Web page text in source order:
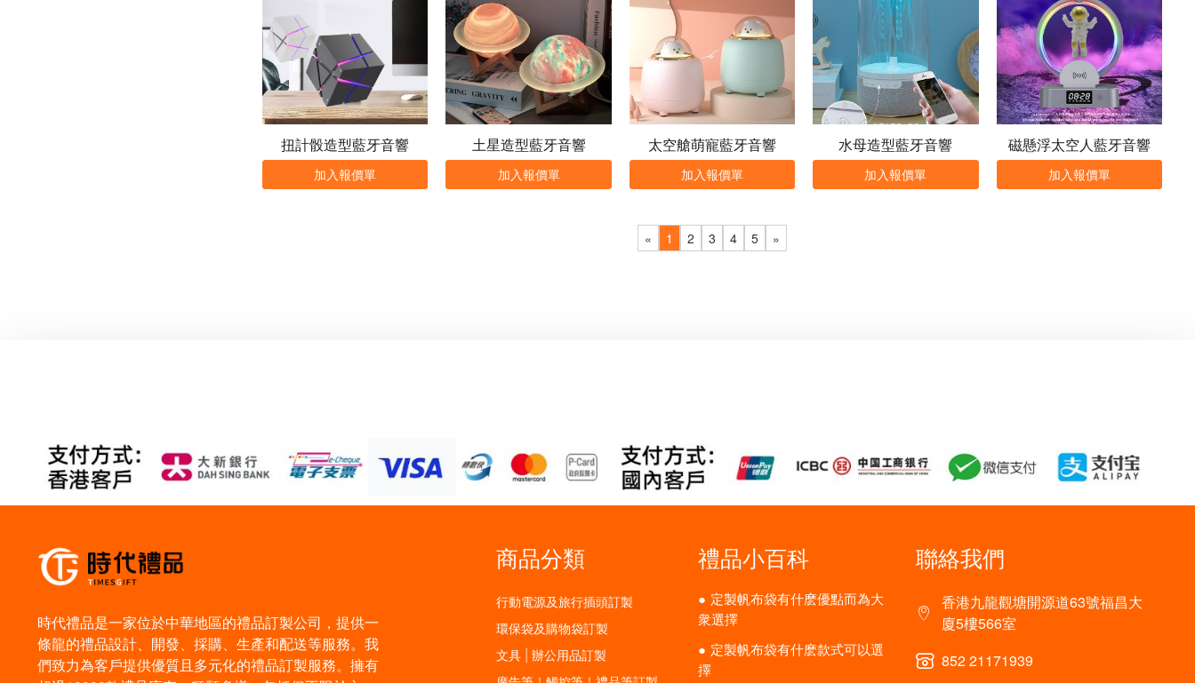
扭計骰造型藍牙音響
加入報價單
土星造型藍牙音響
加入報價單
太空艙萌寵藍牙音響
加入報價單
水母造型藍牙音響
加入報價單
磁懸浮太空人藍牙音響
加入報價單
« 1 2 3 4 5 »
時代禮品是一家位於中華地區的禮品訂製公司，提供一
條龍的禮品設計、開發、採購、生產和配送等服務。我
們致力為客戶提供優質且多元化的禮品訂製服務。擁有
商品分類
行動電源及旅行插頭訂製
環保袋及購物袋訂製
文具 | 辦公用品訂製
禮品小百科
定製帆布袋有什麽優點而為大
衆選擇
定製帆布袋有什麽款式可以選
擇
聯絡我們
香港九龍觀塘開源道63號福昌大
廈5樓566室
852 21171939